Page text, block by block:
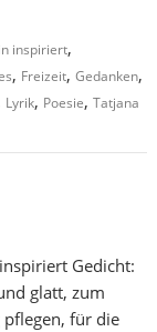
inspiriert,
, Freizeit,Gedanken,
Lyrik, Poesie,Tatjana
Gedicht:
glatt, zum
pflegen, für die